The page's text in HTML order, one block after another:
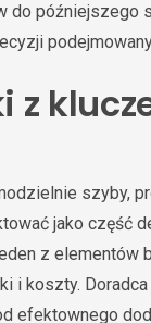
do późniejszego
z
szyby,
jako część
z
i koszty.
efektownego